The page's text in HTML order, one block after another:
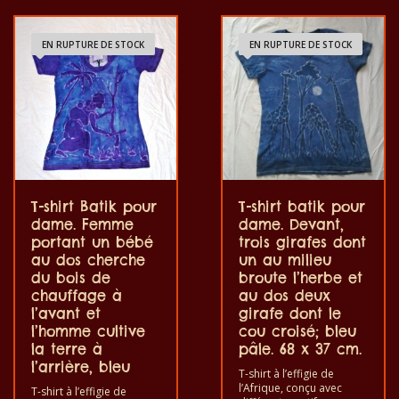
EN RUPTURE DE STOCK
T-shirt Batik pour
dame. Femme
portant un bébé
au dos cherche
du bois de
chauffage à
l’avant et
l’homme cultive
la terre à
l’arrière, bleu
T-shirt à l’effigie de
EN RUPTURE DE STOCK
T-shirt batik pour
dame. Devant,
trois girafes dont
un au milieu
broute l’herbe et
au dos deux
girafe dont le
cou croisé; bleu
pâle. 68 x 37 cm.
T-shirt à l’effigie de
l’Afrique, conçu avec